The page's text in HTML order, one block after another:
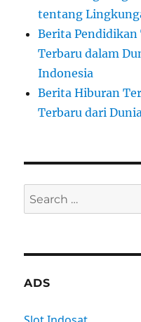
tentang
Berita
Terbaru dalam
Indonesia
Berita Hiburan
Terbaru dari
Search
for:
ADS